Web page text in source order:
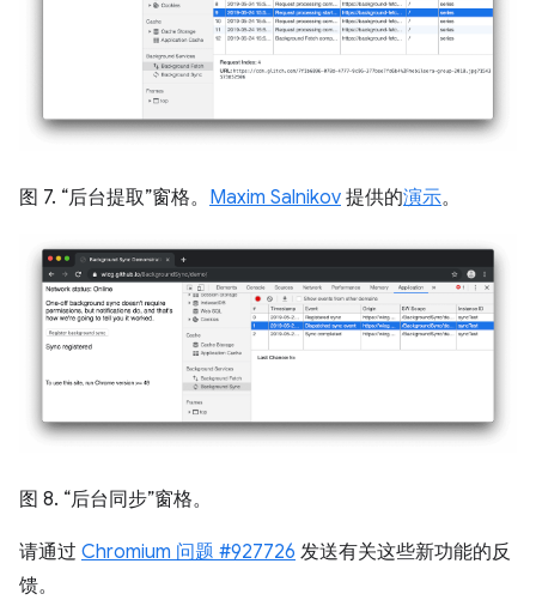
图 7. “后台提取”窗格。 Maxim Salnikov 提供的演示。
图 8. “后台同步”窗格。
请通过 Chromium 问题 #927726 发送有关这些新功能的反
馈。